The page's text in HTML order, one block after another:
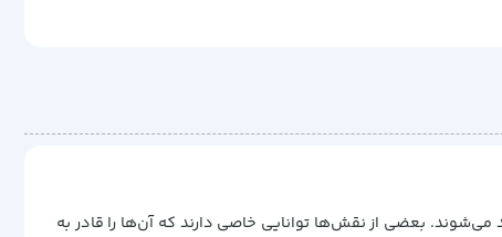
بعضی شهروند می‌شوند. بعضی از نقش‌ها توانایی خاصی دارند که آن‌ها را قادر به